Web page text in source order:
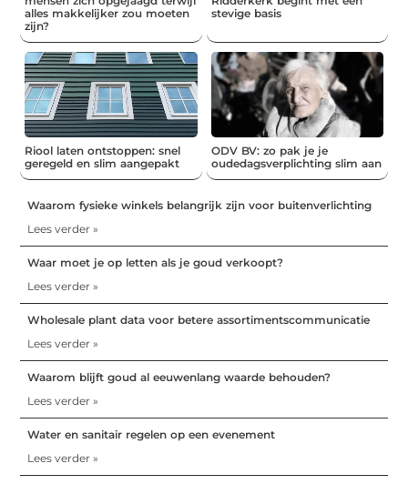
alles makkelijker zou moeten
zijn?
stevige basis
Riool laten ontstoppen: snel
geregeld en slim aangepakt
ODV BV: zo pak je je
oudedagsverplichting slim aan
Waarom fysieke winkels belangrijk zijn voor buitenverlichting
Lees verder »
Waar moet je op letten als je goud verkoopt?
Lees verder »
Wholesale plant data voor betere assortimentscommunicatie
Lees verder »
Waarom blijft goud al eeuwenlang waarde behouden?
Lees verder »
Water en sanitair regelen op een evenement
Lees verder »